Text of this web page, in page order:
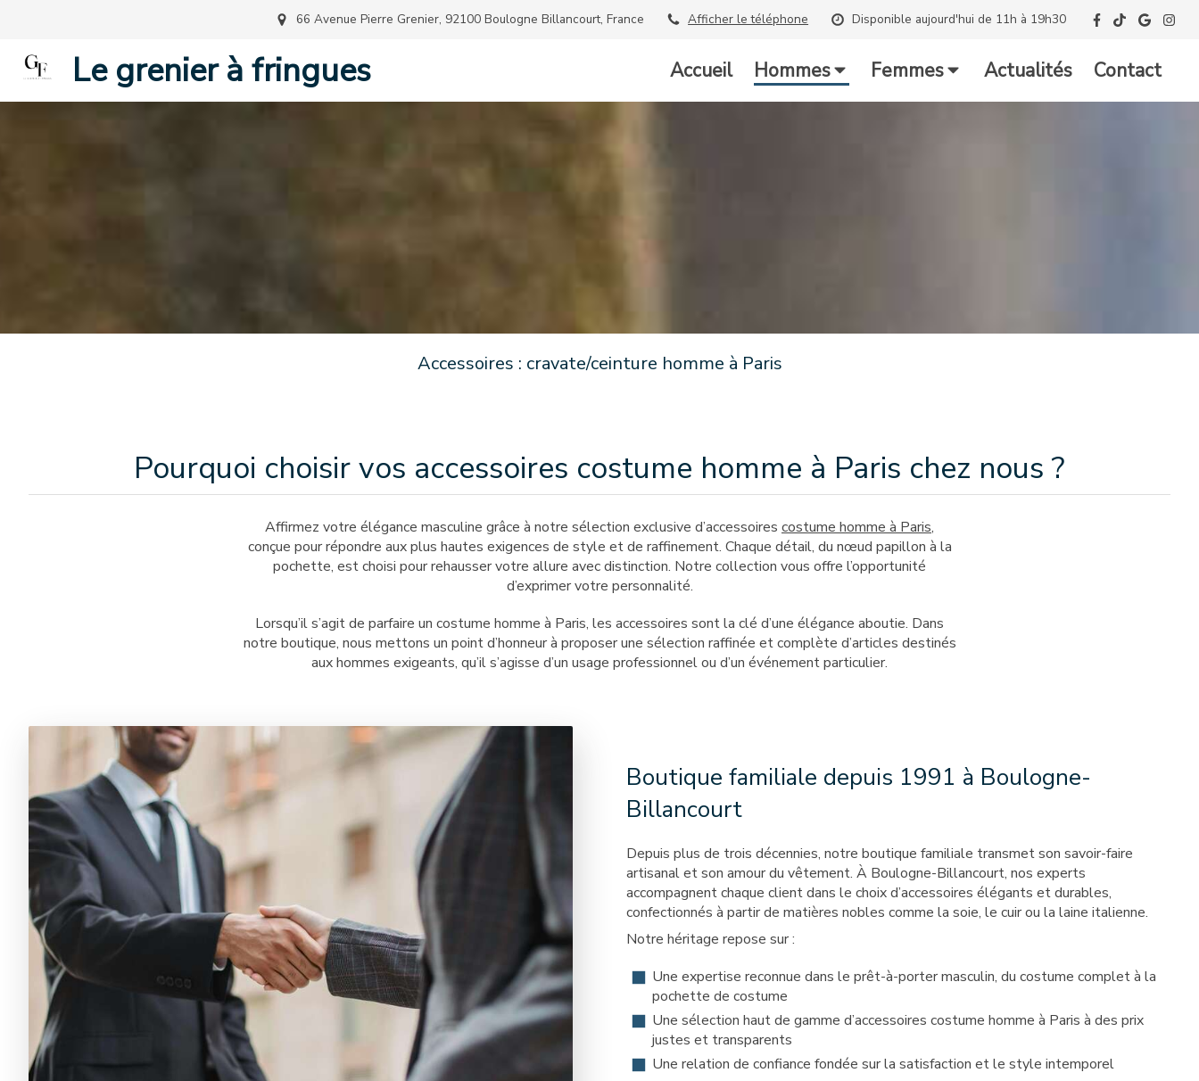
Disponible aujourd'hui de 11h à 19h30
Afficher le téléphone
66 Avenue Pierre Grenier, 92100 Boulogne Billancourt, France
Accueil Hommes Femmes Actualités Contact
Le grenier à fringues
Accessoires : cravate/ceinture homme à Paris
Pourquoi choisir vos accessoires costume homme à Paris chez nous ?
Affirmez votre élégance masculine grâce à notre sélection exclusive d’accessoires costume homme à Paris,
conçue pour répondre aux plus hautes exigences de style et de raffinement. Chaque détail, du nœud papillon à la
pochette, est choisi pour rehausser votre allure avec distinction. Notre collection vous offre l’opportunité
d’exprimer votre personnalité.
Lorsqu’il s’agit de parfaire un costume homme à Paris, les accessoires sont la clé d’une élégance aboutie. Dans
notre boutique, nous mettons un point d’honneur à proposer une sélection raffinée et complète d’articles destinés
aux hommes exigeants, qu’il s’agisse d’un usage professionnel ou d’un événement particulier.
Boutique familiale depuis 1991 à Boulogne-
Billancourt
Depuis plus de trois décennies, notre boutique familiale transmet son savoir-faire
artisanal et son amour du vêtement. À Boulogne-Billancourt, nos experts
accompagnent chaque client dans le choix d’accessoires élégants et durables,
confectionnés à partir de matières nobles comme la soie, le cuir ou la laine italienne.
Notre héritage repose sur :
Une expertise reconnue dans le prêt-à-porter masculin, du costume complet à la
pochette de costume
Une sélection haut de gamme d’accessoires costume homme à Paris à des prix
justes et transparents
Une relation de confiance fondée sur la satisfaction et le style intemporel